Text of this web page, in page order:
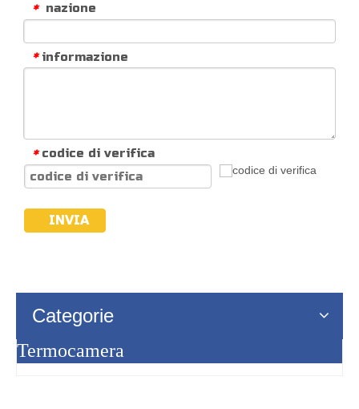
* nazione
* informazione
* codice di verifica
INVIA
Categorie
Termocamera